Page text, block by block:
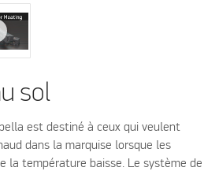
sol
est destiné à ceux qui veulent
dans la marquise lorsque les
la température baisse. Le système de